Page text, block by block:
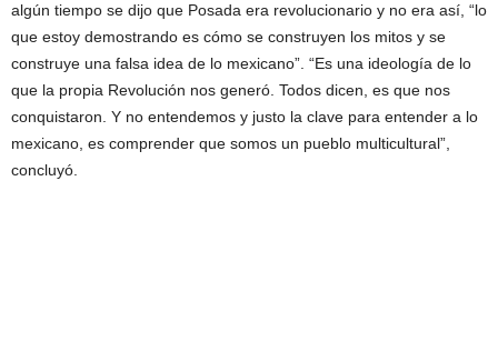
algún tiempo se dijo que Posada era revolucionario y no era así, “lo
que estoy demostrando es cómo se construyen los mitos y se
construye una falsa idea de lo mexicano”. “Es una ideología de lo
que la propia Revolución nos generó. Todos dicen, es que nos
conquistaron. Y no entendemos y justo la clave para entender a lo
mexicano, es comprender que somos un pueblo multicultural”,
concluyó.